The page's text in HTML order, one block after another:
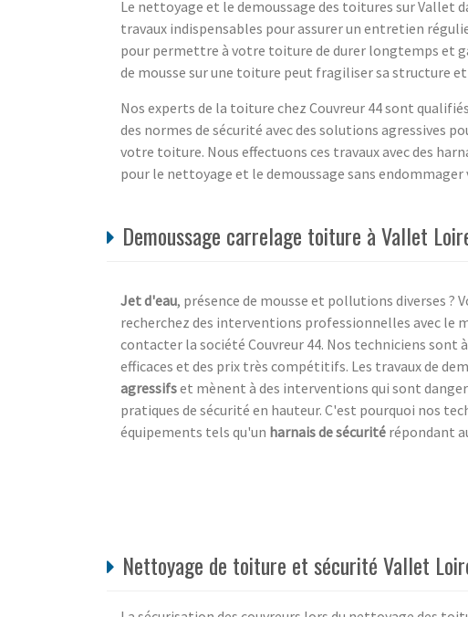
Le nettoyage et le demoussage des toitures sur Vallet
travaux indispensables pour assurer un entretien
pour permettre à votre toiture de durer longtemps et
de mousse sur une toiture peut fragiliser sa structure
Nos experts de la toiture chez Couvreur 44 sont
des normes de sécurité avec des solutions agressives
votre toiture. Nous effectuons ces travaux avec des
pour le nettoyage et le demoussage sans
Demoussage carrelage toiture à Vallet
Jet d'eau, présence de mousse et pollutions diverses ?
recherchez des interventions professionnelles avec le
contacter la société Couvreur 44. Nos techniciens sont
efficaces et des prix très compétitifs. Les travaux de
agressifset mènent à des interventions qui sont
pratiques de sécurité en hauteur. C'est pourquoi nos
équipements tels qu'un harnais de sécurité répondant
Nettoyage de toiture et sécurité Vallet